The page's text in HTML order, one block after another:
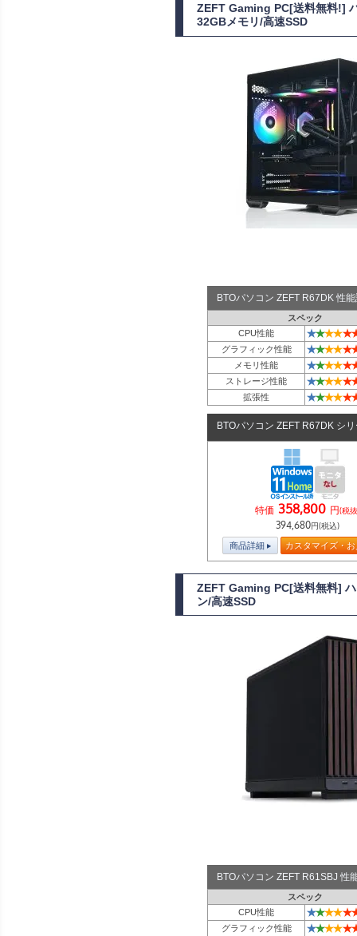
ZEFT Gaming PC[送料無料!]
32GBメモリ/高速SSD
BTOパソコン ZEFT R67DK 性
スペック
CPU性能
★★★★★
グラフィック性能 ★★★★★
メモリ性能 ★★★★★
ストレージ性能 ★★★★★
拡張性 ★★★★★
BTOパソコン ZEFT R67DK シ
特価 358,800 円(税
394,680円(税込)
商品詳細 カスタマイズ・
ZEFT Gaming PC[送料無料]
ン/高速SSD
BTOパソコン ZEFT R61SBJ 性
スペック
CPU性能
★★★★★
グラフィック性能 ★★★★★